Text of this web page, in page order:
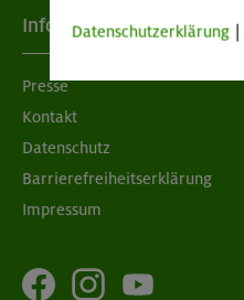
Info
Presse
Kontakt
Datenschutz
Barrierefreiheitserklärung
Impressum
Datenschutzerklärung